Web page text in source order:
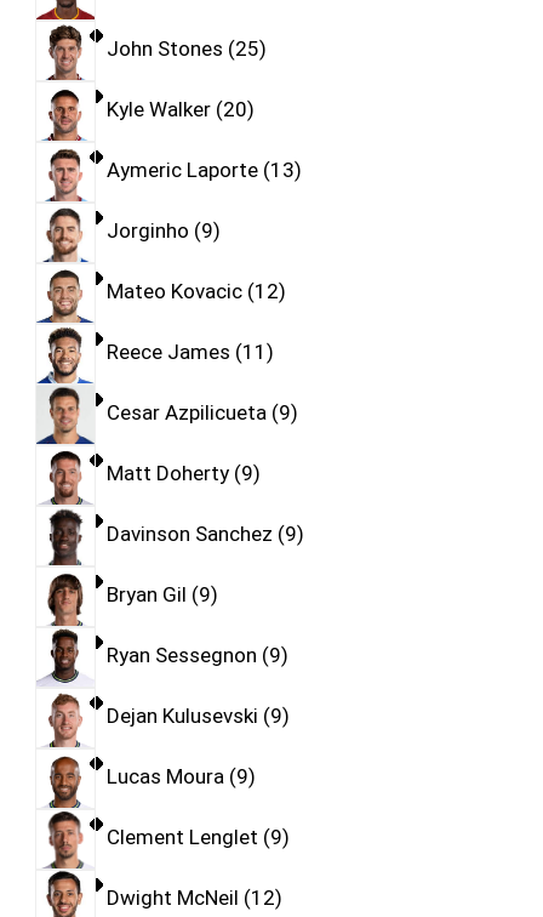
John Stones 25
Kyle Walker 20
Aymeric Laporte 13
Jorginho 9
Mateo Kovacic 12
Reece James 11
Cesar Azpilicueta 9
Matt Doherty 9
Davinson Sanchez 9
Bryan Gil 9
Ryan Sessegnon 9
Dejan Kulusevski 9
Lucas Moura 9
Clement Lenglet 9
Dwight McNeil 12